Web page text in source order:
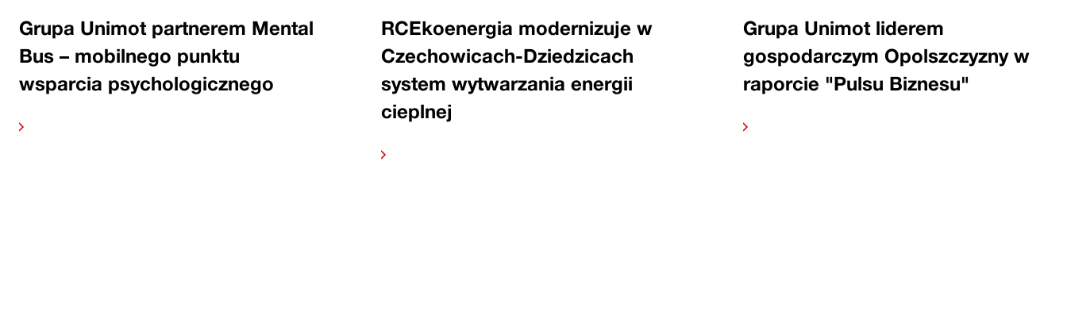
Grupa Unimot partnerem Mental
Bus – mobilnego punktu
wsparcia psychologicznego
RCEkoenergia modernizuje w
Czechowicach-Dziedzicach
system wytwarzania energii
cieplnej
Grupa Unimot liderem
gospodarczym Opolszczyzny w
raporcie "Pulsu Biznesu"